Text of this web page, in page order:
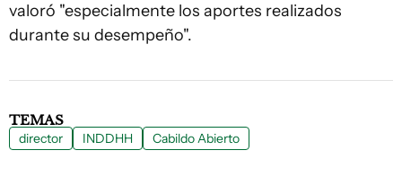
valoró "especialmente los aportes realizados
durante su desempeño".
TEMAS
director INDDHH Cabildo Abierto